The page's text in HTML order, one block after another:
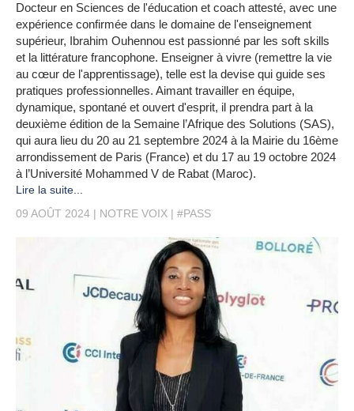
Docteur en Sciences de l'éducation et coach attesté, avec une
expérience confirmée dans le domaine de l'enseignement
supérieur, Ibrahim Ouhennou est passionné par les soft skills
et la littérature francophone. Enseigner à vivre (remettre la vie
au cœur de l'apprentissage), telle est la devise qui guide ses
pratiques professionnelles. Aimant travailler en équipe,
dynamique, spontané et ouvert d'esprit, il prendra part à la
deuxième édition de la Semaine l’Afrique des Solutions (SAS),
qui aura lieu du 20 au 21 septembre 2024 à la Mairie du 16ème
arrondissement de Paris (France) et du 17 au 19 octobre 2024
à l’Université Mohammed V de Rabat (Maroc).
Lire la suite...
09 AOÛT 2024
NOTRE VOIX #PASS